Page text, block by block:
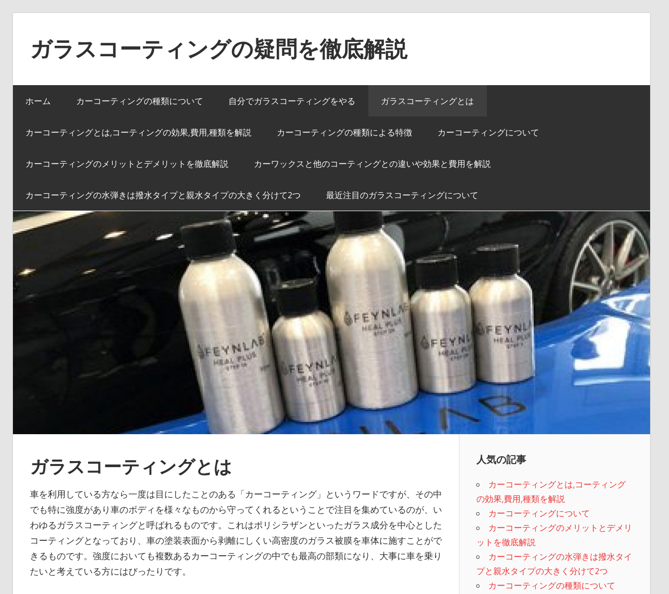
ガラスコーティングの疑問を徹底解説
importance
of
ホーム カーコーティングの種類について 自分でガラスコーティングをやる ガラスコーティングとは
カーコーティングとは,コーティングの効果,費用,種類を解説 カーコーティングの種類による特徴 カーコーティングについて
カーコーティングのメリットとデメリットを徹底解説 カーワックスと他のコーティングとの違いや効果と費用を解説
カーコーティングの水弾きは撥水タイプと親水タイプの大きく分けて2つ 最近注目のガラスコーティングについて
ガラスコーティングとは
車を利用している方なら一度は目にしたことのある「カーコーティング」というワードですが、その中
でも特に強度があり車のボディを様々なものから守ってくれるということで注目を集めているのが、い
わゆるガラスコーティングと呼ばれるものです。これはポリシラザンといったガラス成分を中心とした
コーティングとなっており、車の塗装表面から剥離にしくい高密度のガラス被膜を車体に施すことがで
きるものです。強度においても複数あるカーコーティングの中でも最高の部類になり、大事に車を乗り
たいと考えている方にはぴったりです。
人気の記事
カーコーティングとは,コーティング
の効果,費用,種類を解説
カーコーティングについて
カーコーティングのメリットとデメリ
ットを徹底解説
カーコーティングの水弾きは撥水タイ
プと親水タイプの大きく分けて2つ
カーコーティングの種類について